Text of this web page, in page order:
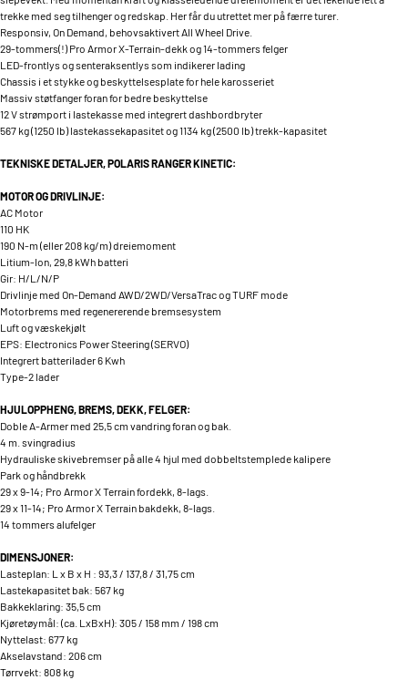
trekke med seg tilhenger og redskap. Her får du utrettet mer på færre turer.
Responsiv, On Demand, behovsaktivert All Wheel Drive.
29-tommers(!) Pro Armor X-Terrain-dekk og 14-tommers felger
LED-frontlys og senteraksentlys som indikerer lading
Chassis i et stykke og beskyttelsesplate for hele karosseriet
Massiv støtfanger foran for bedre beskyttelse
12 V strømport i lastekasse med integrert dashbordbryter
567 kg (1250 lb) lastekassekapasitet og 1134 kg (2500 lb) trekk-kapasitet
TEKNISKE DETALJER, POLARIS RANGER KINETIC:
MOTOR OG DRIVLINJE:
AC Motor
110 HK
190 N-m (eller 208 kg/m) dreiemoment
Litium-Ion, 29,8 kWh batteri
Gir: H/L/N/P
Drivlinje med On-Demand AWD/2WD/VersaTrac og TURF mode
Motorbrems med regenererende bremsesystem
Luft og væskekjølt
EPS: Electronics Power Steering (SERVO)
Integrert batterilader 6 Kwh
Type-2 lader
HJULOPPHENG, BREMS, DEKK, FELGER:
Doble A-Armer med 25,5 cm vandring foran og bak.
4 m. svingradius
Hydrauliske skivebremser på alle 4 hjul med dobbeltstemplede kalipere
Park og håndbrekk
29 x 9-14; Pro Armor X Terrain fordekk, 8-lags.
29 x 11-14; Pro Armor X Terrain bakdekk, 8-lags.
14 tommers alufelger
DIMENSJONER:
Lasteplan: L x B x H : 93,3 / 137,8 / 31,75 cm
Lastekapasitet bak: 567 kg
Bakkeklaring: 35,5 cm
Kjøretøymål: (ca. LxBxH): 305 / 158 mm / 198 cm
Nyttelast: 677 kg
Akselavstand: 206 cm
Tørrvekt: 808 kg